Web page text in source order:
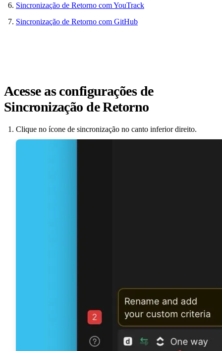
Sincronização de Retorno com YouTrack
Sincronização de Retorno com GitHub
Acesse as configurações de
Sincronização de Retorno
Clique no ícone de sincronização no canto inferior direito.